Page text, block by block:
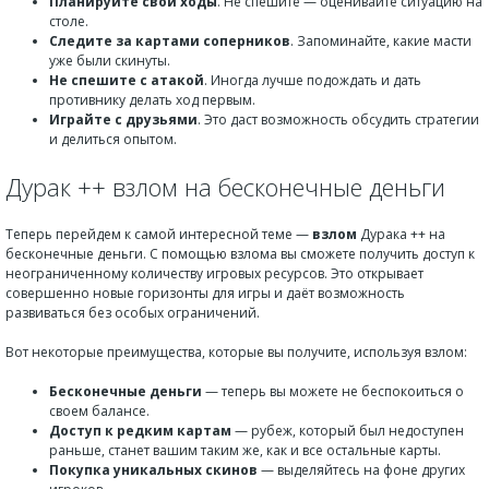
столе.
Следите за картами соперников. Запоминайте, какие масти
уже были скинуты.
Не спешите с атакой. Иногда лучше подождать и дать
противнику делать ход первым.
Играйте с друзьями. Это даст возможность обсудить стратегии
и делиться опытом.
Дурак ++ взлом на бесконечные деньги
Теперь перейдем к самой интересной теме — взлом Дурака ++ на
бесконечные деньги. С помощью взлома вы сможете получить доступ к
неограниченному количеству игровых ресурсов. Это открывает
совершенно новые горизонты для игры и даёт возможность
развиваться без особых ограничений.
Вот некоторые преимущества, которые вы получите, используя взлом:
Бесконечные деньги — теперь вы можете не беспокоиться о
своем балансе.
Доступ к редким картам — рубеж, который был недоступен
раньше, станет вашим таким же, как и все остальные карты.
Покупка уникальных скинов — выделяйтесь на фоне других